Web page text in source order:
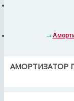
АМОРТИЗАТОР